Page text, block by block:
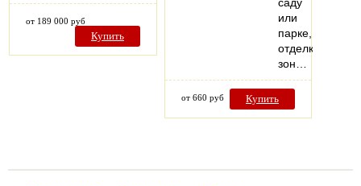
от 189 000 руб
Купить
или
парке,
отделке
зон…
от 660 руб Купить